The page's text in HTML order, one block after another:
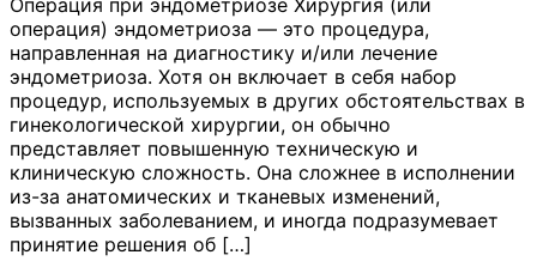
Операция при эндометриозе Хирургия (или
операция) эндометриоза — это процедура,
направленная на диагностику и/или лечение
эндометриоза. Хотя он включает в себя набор
процедур, используемых в других обстоятельствах в
гинекологической хирургии, он обычно
представляет повышенную техническую и
клиническую сложность. Она сложнее в исполнении
из-за анатомических и тканевых изменений,
вызванных заболеванием, и иногда подразумевает
принятие решения об […]